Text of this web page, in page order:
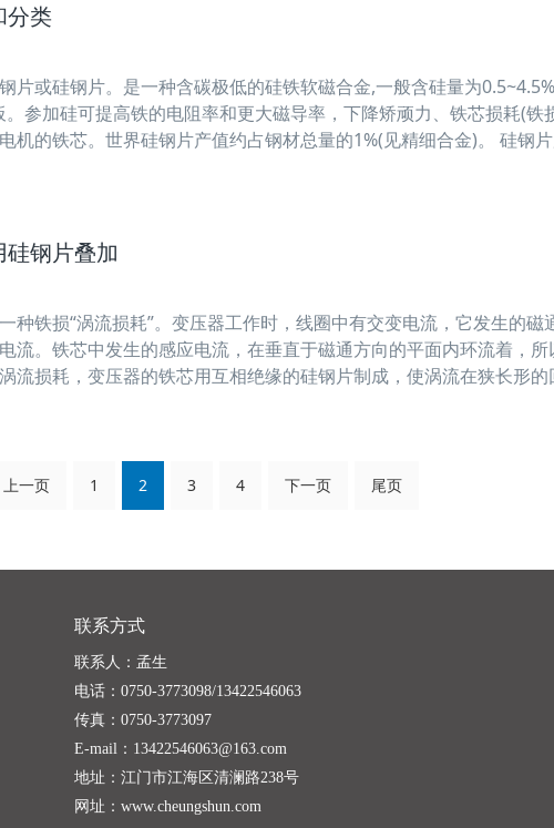
分类
或硅钢片。是一种含碳极低的硅铁软磁合金,一般含硅量为
参加硅可提高铁的电阻率和更大磁导率，下降矫顽力、铁芯损耗(铁
机的铁芯。世界硅钢片产值约占钢材总量的1%(见精细合金)。 硅钢
钢片叠加
铁损“涡流损耗”。变压器工作时，线圈中有交变电流，它发生的磁
流。铁芯中发生的感应电流，在垂直于磁通方向的平面内环流着
流损耗，变压器的铁芯用互相绝缘的硅钢片制成，使涡流在狭长形
上一页 1 2 3 4 下一页 尾页
联系方式
联系人：孟生
电话：0750-3773098/13422546063
传真：0750-3773097
E-mail：13422546063@163.com
地址：江门市江海区清澜路238号
网址： www.cheungshun.com